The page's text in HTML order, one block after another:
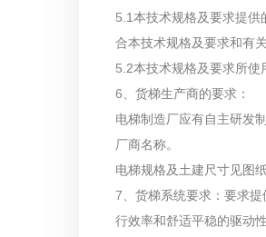
5.1本技术规格及要求提
合本技术规格及要求和有
5.2本技术规格及要求所使
6、货梯生产商的要求：
电梯制造厂应有自主研发
厂商名称。
电梯规格及土建尺寸见图纸
7、货梯系统要求：要求
行效率和舒适平稳的驱动